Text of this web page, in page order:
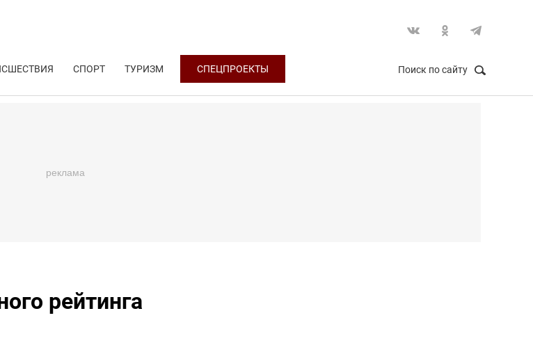
СПОРТ ТУРИЗМ СПЕЦПРОЕКТЫ Поиск по сайту
рейтинга